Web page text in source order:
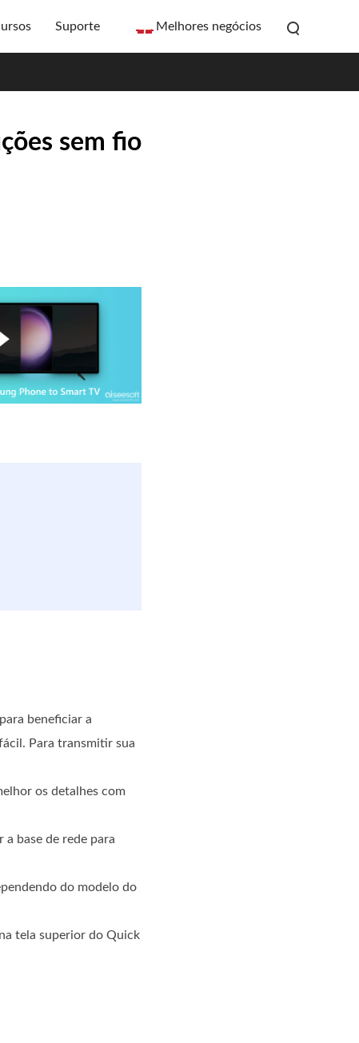
Suporte Melhores negócios
sem fio
beneficiar a
Para transmitir sua
os detalhes com
base de rede para
do modelo do
na tela superior do Quick